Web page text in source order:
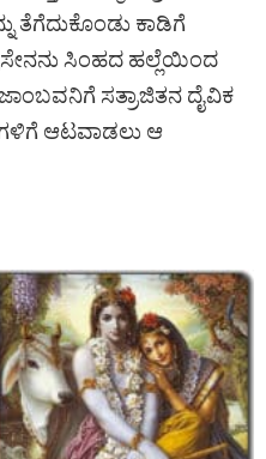
ತೆಗೆದುಕೊಂಡು ಕಾಡಿಗೆ
ಸಿಂಹದ ಹಲ್ಲೆಯಿಂದ
ಜಾಂಬವನಿಗೆ ಸತ್ರಾಜಿತನ ದೈವಿಕ
ಆಟವಾಡಲು ಆ